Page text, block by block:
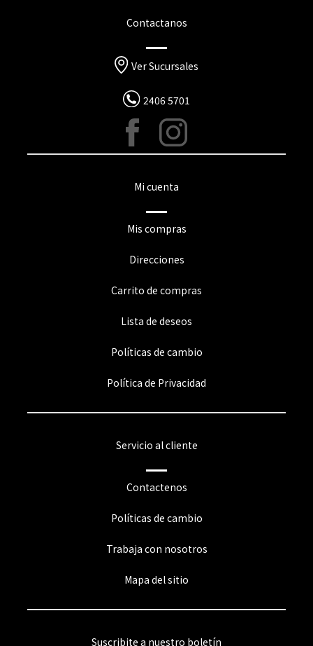
Contactanos
Ver Sucursales
2406 5701
Mi cuenta
Mis compras
Direcciones
Carrito de compras
Lista de deseos
Políticas de cambio
Política de Privacidad
Servicio al cliente
Contactenos
Políticas de cambio
Trabaja con nosotros
Mapa del sitio
Suscribite a nuestro boletín